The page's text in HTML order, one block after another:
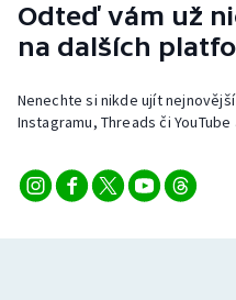
Odteď vám už
na dalších
Nenechte si nikde ujít
Instagramu, Threads či